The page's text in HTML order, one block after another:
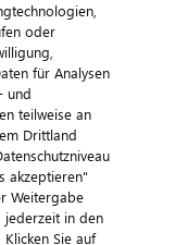
oder
für Analysen
und
teilweise an
Drittland
akzeptieren"
Weitergabe
jederzeit in den
Sie auf